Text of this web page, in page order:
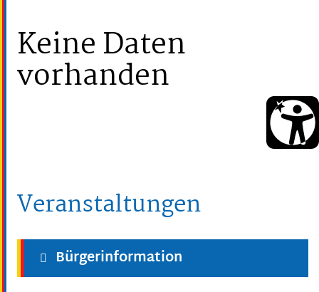
Keine Daten
vorhanden
Veranstaltungen
Bürgerinformation